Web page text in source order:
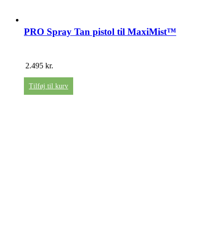
PRO Spray Tan pistol til MaxiMist™
2.495 kr.
Tilføj til kurv